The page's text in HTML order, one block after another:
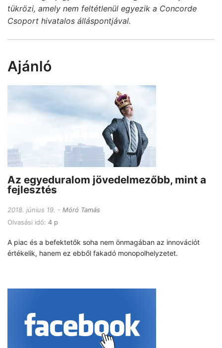
tükrözi, amely nem feltétlenül egyezik a Concorde
Csoport hivatalos álláspontjával.
Ajánló
Az egyeduralom jövedelmezőbb, mint a
fejlesztés
2018. június 19.
Móró Tamás
Olvasási idő: 4 p
A piac és a befektetők soha nem önmagában az innovációt
értékelik, hanem ez ebből fakadó monopolhelyzetet.